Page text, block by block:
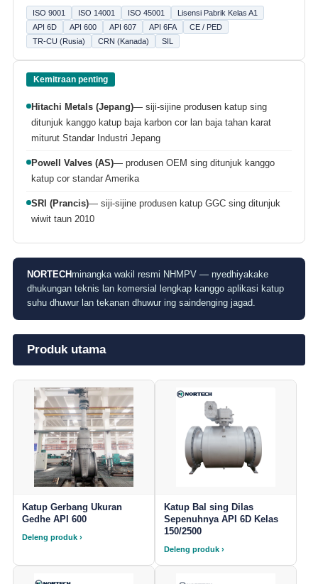
ISO 9001 ISO 14001 ISO 45001
Lisensi Pabrik Kelas A1
API 6D
API 600 API 607 API 6FA
CE / PED
TR-CU (Rusia)
CRN (Kanada) SIL
Kemitraan penting
Hitachi Metals (Jepang)— siji-sijine produsen katup sing
ditunjuk kanggo katup baja karbon cor lan baja tahan karat
miturut Standar Industri Jepang
Powell Valves (AS)— produsen OEM sing ditunjuk kanggo
katup cor standar Amerika
SRI (Prancis)— siji-sijine produsen katup GGC sing ditunjuk
wiwit taun 2010
NORTECH minangka wakil resmi NHMPV — nyedhiyakake
dhukungan teknis lan komersial lengkap kanggo aplikasi katup
suhu dhuwur lan tekanan dhuwur ing saindenging jagad.
Produk utama
Katup Gerbang Ukuran
Gedhe API 600
Deleng produk ›
Katup Bal sing Dilas
Sepenuhnya API 6D Kelas
150/2500
Deleng produk ›